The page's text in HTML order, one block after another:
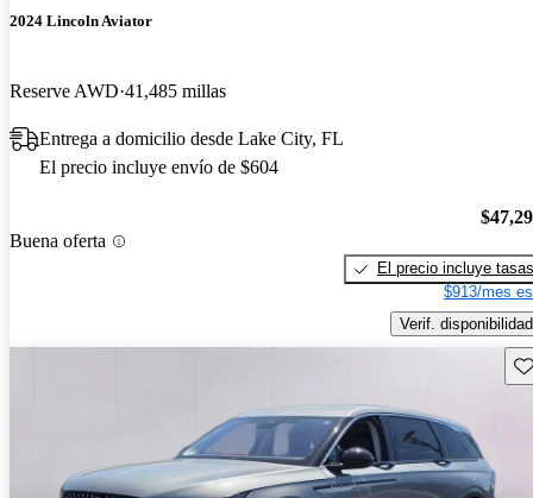
2024 Lincoln Aviator
Reserve AWD 41,485 millas
Entrega a domicilio desde Lake City, FL
El precio incluye envío de $604
Buena oferta
El precio incluye tasas
$913/mes
Verif. disponibilidad